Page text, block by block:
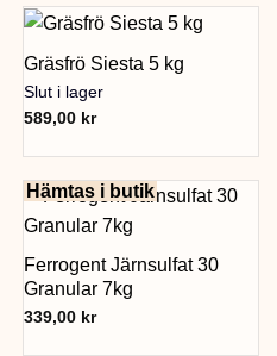
Gräsfrö Siesta 5 kg
Slut i lager
589,00 kr
Hämtas i butik
Ferrogent Järnsulfat 30
Granular 7kg
339,00 kr